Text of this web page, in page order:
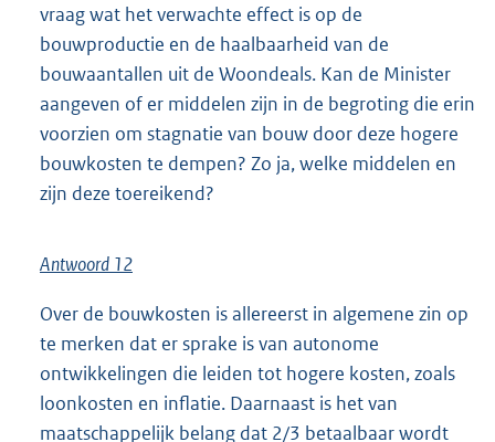
vraag wat het verwachte effect is op de
bouwproductie en de haalbaarheid van de
bouwaantallen uit de Woondeals. Kan de Minister
aangeven of er middelen zijn in de begroting die erin
voorzien om stagnatie van bouw door deze hogere
bouwkosten te dempen? Zo ja, welke middelen en
zijn deze toereikend?
Antwoord 12
Over de bouwkosten is allereerst in algemene zin op
te merken dat er sprake is van autonome
ontwikkelingen die leiden tot hogere kosten, zoals
loonkosten en inflatie. Daarnaast is het van
maatschappelijk belang dat 2/3 betaalbaar wordt